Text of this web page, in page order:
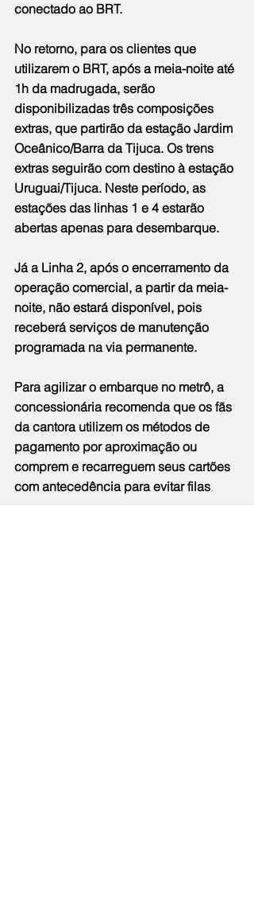
conectado ao BRT.
No retorno, para os clientes que
utilizarem o BRT, após a meia-noite até
1h da madrugada, serão
disponibilizadas três composições
extras, que partirão da estação Jardim
Oceânico/Barra da Tijuca. Os trens
extras seguirão com destino à estação
Uruguai/Tijuca. Neste período, as
estações das linhas 1 e 4 estarão
abertas apenas para desembarque.
Já a Linha 2, após o encerramento da
operação comercial, a partir da meia-
noite, não estará disponível, pois
receberá serviços de manutenção
programada na via permanente.
Para agilizar o embarque no metrô, a
concessionária recomenda que os fãs
da cantora utilizem os métodos de
pagamento por aproximação ou
comprem e recarreguem seus cartões
com antecedência para evitar filas.